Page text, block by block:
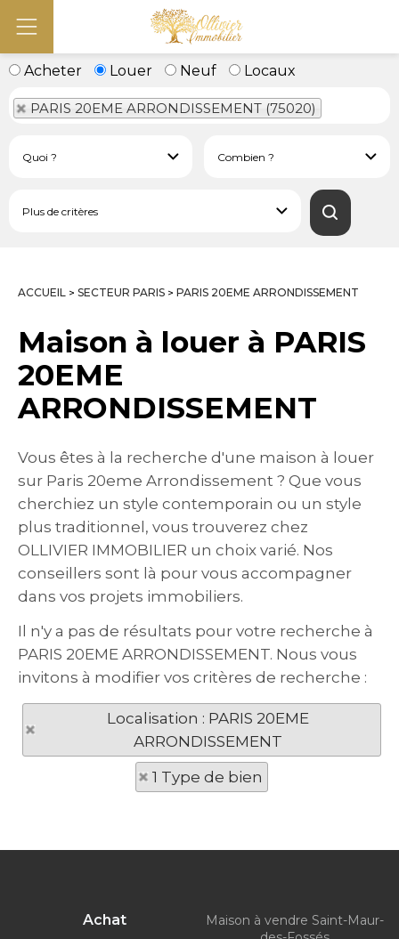
Acheter Louer Neuf Locaux
PARIS 20EME ARRONDISSEMENT (75020)
ACCUEIL > SECTEUR PARIS > PARIS 20EME ARRONDISSEMENT
Maison à louer à PARIS
20EME
ARRONDISSEMENT
Vous êtes à la recherche d'une maison à louer
sur Paris 20eme Arrondissement ? Que vous
cherchiez un style contemporain ou un style
plus traditionnel, vous trouverez chez
OLLIVIER IMMOBILIER un choix varié. Nos
conseillers sont là pour vous accompagner
dans vos projets immobiliers.
Il n'y a pas de résultats pour votre recherche à
PARIS 20EME ARRONDISSEMENT. Nous vous
invitons à modifier vos critères de recherche :
Localisation : PARIS 20EME
ARRONDISSEMENT
1 Type de bien
Achat
Maison à vendre Saint-Maur-